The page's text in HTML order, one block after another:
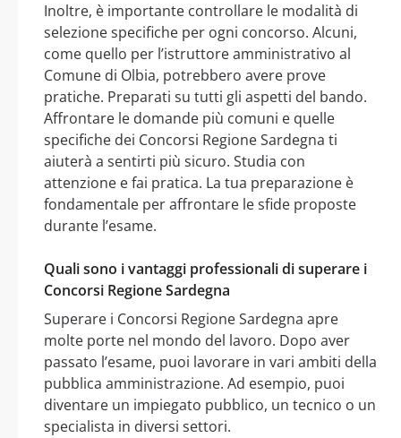
Inoltre, è importante controllare le modalità di
selezione specifiche per ogni concorso. Alcuni,
come quello per l’istruttore amministrativo al
Comune di Olbia, potrebbero avere prove
pratiche. Preparati su tutti gli aspetti del bando.
Affrontare le domande più comuni e quelle
specifiche dei Concorsi Regione Sardegna ti
aiuterà a sentirti più sicuro. Studia con
attenzione e fai pratica. La tua preparazione è
fondamentale per affrontare le sfide proposte
durante l’esame.
Quali sono i vantaggi professionali di superare i
Concorsi Regione Sardegna
Superare i Concorsi Regione Sardegna apre
molte porte nel mondo del lavoro. Dopo aver
passato l’esame, puoi lavorare in vari ambiti della
pubblica amministrazione. Ad esempio, puoi
diventare un impiegato pubblico, un tecnico o un
specialista in diversi settori.